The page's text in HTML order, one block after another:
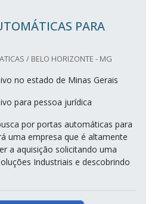
PARA
/ BELO HORIZONTE - MG
no estado de Minas Gerais
para pessoa jurídica
por portas automáticas para
uma empresa que é altamente
a aquisição solicitando uma
Industriais e descobrindo